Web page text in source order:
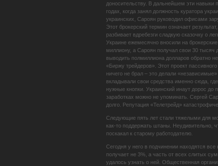
доносительству. В дальнейшем эти навыки
годах, когда занял должность куратора
украинских, Сароян руководил офисами
Этот брокерский термин означает
разбивает вдребезги сладкую сказочку о
Украине ежемесячно вносили на
миллиону, а Сароян получал свои 30
выводить полмиллиона долларов обратно
«Биржу трейдеров». Этот проект
ничего не брал – это делали
вкладывали свои средства именно сюда,
нужные кнопки. Украинский инаут дорос
заработках можно не упоминать. Сергей
долго. Репутация «Телетрейд»
Следующие пять лет стали тяжелыми для
как-то поддержать штаны. Неудивительно,
поскакал к старому работодателю.
Сегодня у него в подчинении находятся
получает не 3%, а часть от всех слитых
удалось узнать о ней. Общественная